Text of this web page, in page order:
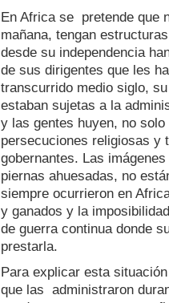
En Africa se pretende que
mañana, tengan
desde su independencia
de sus dirigentes que les
transcurrido medio siglo,
estaban sujetas a la
y las gentes huyen, no
persecuciones religiosas
gobernantes. Las
piernas ahuesadas, no
siempre ocurrieron en
y ganados y la
de guerra continua donde
prestarla.
Para explicar esta
que las administraron